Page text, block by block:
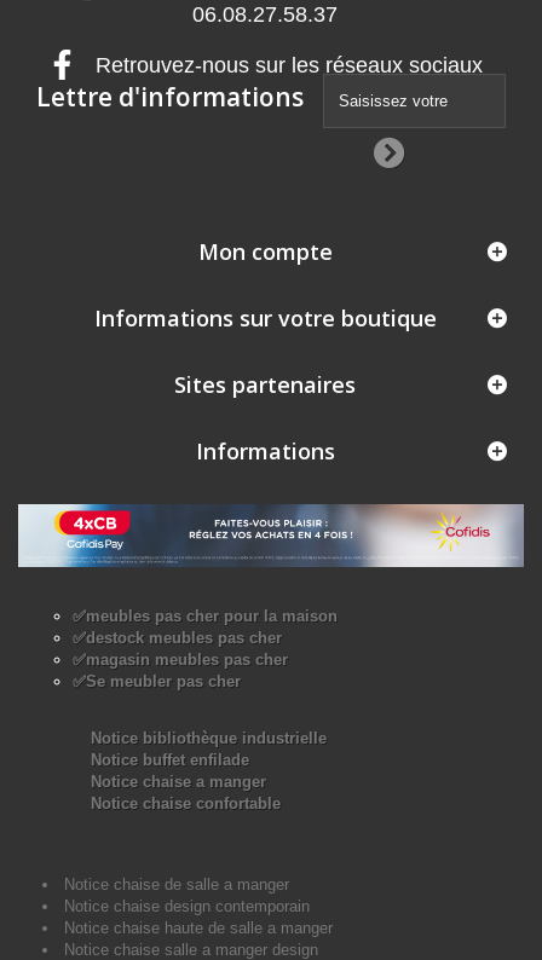
06.08.27.58.37
Retrouvez-nous sur les réseaux sociaux
Lettre d'informations
Mon compte
Informations sur votre boutique
Sites partenaires
Informations
✅Se meubler pas cher
✅magasin meubles pas cher
✅destock meubles pas cher
✅meubles pas cher pour la maison
Notice bibliothèque industrielle
Notice buffet enfilade
Notice chaise a manger
Notice chaise confortable
Notice chaise de salle a manger
Notice chaise design contemporain
Notice chaise haute de salle a manger
Notice chaise salle a manger design